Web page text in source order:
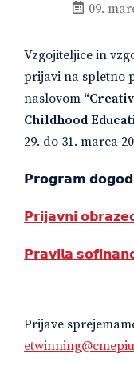
09.
Vzgojiteljice in
prijavi na spletno
naslovom
Childhood
29. do 31. marca
𝗣𝗿𝗼𝗴𝗿𝗮𝗺
𝗣𝗿𝗶𝗷𝗮𝘃𝗻𝗶
𝗣𝗿𝗮𝘃𝗶𝗹𝗮
Prijave